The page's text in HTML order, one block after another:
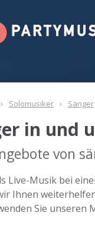
Solomusiker Sänger
in und
von
Live-Musik bei
Ihnen
Sie unseren